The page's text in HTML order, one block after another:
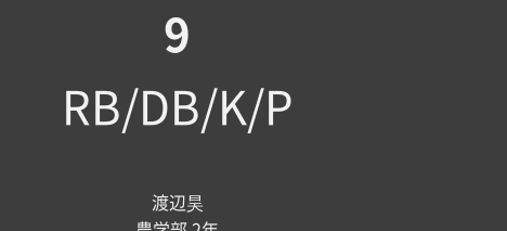
9
RB/DB/K/P
渡辺昊